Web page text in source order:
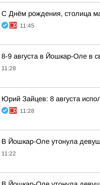
С Днём рождения, столица
11:45
8-9 августа в Йошкар-Оле в
11:28
Юрий Зайцев: 8 августа
11:28
В Йошкар-Оле утонула
11:22